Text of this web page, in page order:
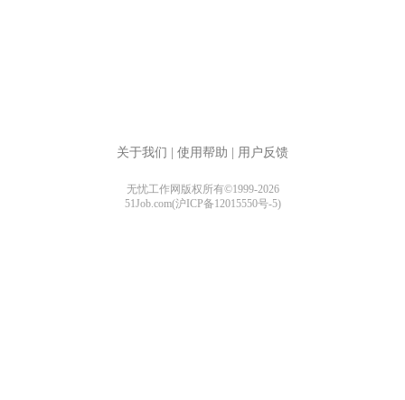
关于我们 使用帮助 用户反馈
无忧工作网版权所有©1999-2026
51Job.com(沪ICP备12015550号-5)